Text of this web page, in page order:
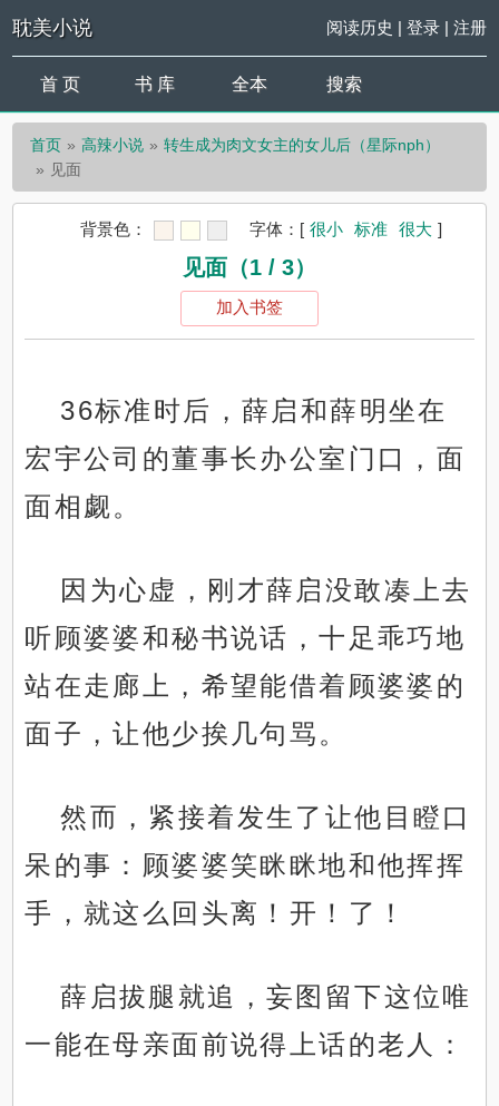
耽美小说 阅读历史 | 登录| 注册
首 页 书 库 全本 搜索
首页 高辣小说
转生成为肉文女主的女儿后（星际nph）
见面
背景色： 字体： [ 很小 标准 很大 ]
见面（1 / 3）
加入书签
36标准时后，薛启和薛明坐在
宏宇公司的董事长办公室门口，面
面相觑。
因为心虚，刚才薛启没敢凑上去
听顾婆婆和秘书说话，十足乖巧地
站在走廊上，希望能借着顾婆婆的
面子，让他少挨几句骂。
然而，紧接着发生了让他目瞪口
呆的事：顾婆婆笑眯眯地和他挥挥
手，就这么回头离！开！了！
薛启拔腿就追，妄图留下这位唯
一能在母亲面前说得上话的老人：